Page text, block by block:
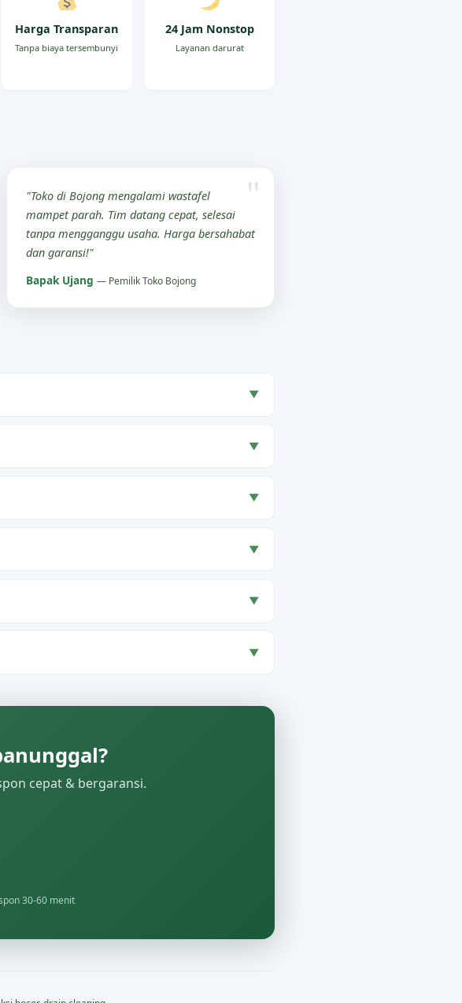
Harga Transparan
Tanpa biaya tersembunyi
24 Jam Nonstop
Layanan darurat
"Toko di Bojong mengalami wastafel
mampet parah. Tim datang cepat, selesai
tanpa mengganggu usaha. Harga bersahabat
dan garansi!"
Bapak Ujang — Pemilik Toko Bojong
▼
▼
▼
▼
▼
▼
cepat & bergaransi.
30-60 menit